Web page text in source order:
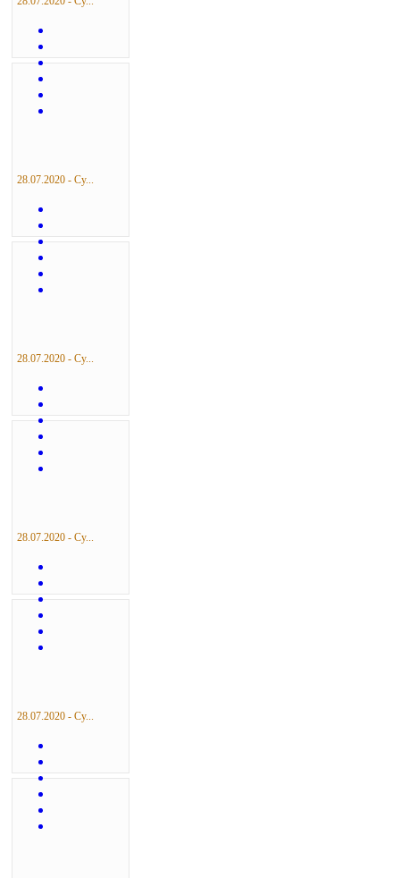
28.07.2020 - Су...
28.07.2020 - Су...
28.07.2020 - Су...
28.07.2020 - Су...